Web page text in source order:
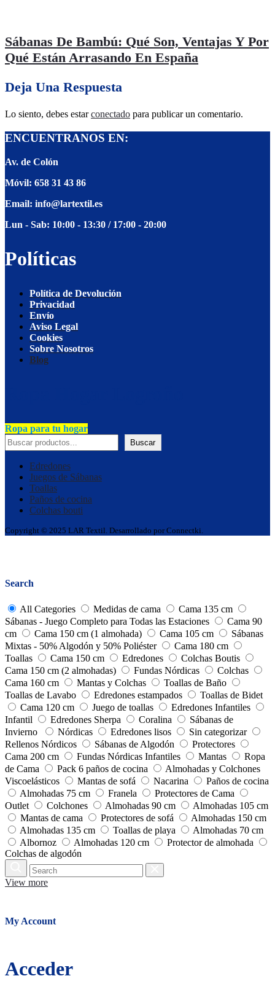
Sábanas De Bambú: Qué Son, Ventajas Y Por
Qué Están Arrasando En España
Deja Una Respuesta
Lo siento, debes estarconectado para publicar un comentario.
şans
vidobet
vidobet
vidobet
giriş
|
vidobet
casinolevant
casinolevant
casinolevant
vidobet
şans
casinolevant
casino
şans
giriş
|
casino
casino
casino
boostaro
casinolevant
şans
giriş
|
casinolevant
şanscasino
vidobet
vidobet
levant
gorabet
galyabet
gorabet
gorabet
gorabet
vidobet
galyabet
gorabet
gorabet
ENCUENTRANOS EN:
Av. de Colón
Móvil: 658 31 43 86
Email: info@lartextil.es
Lun - Sab: 10:00 - 13:30 / 17:00 - 20:00
Políticas
Política de Devolución
Privacidad
Envío
Aviso Legal
Cookies
Sobre Nosotros
Blog
Ropa para tu hogar
Buscar
Edredones
Juegos de Sábanas
Toallas
Paños de cocina
Colchas bouti
Copyright © 2025 LAR Textil. Desarrollado por Connectki.
Search
All Categories Medidas de cama
Cama 135 cm
Sábanas - Juego Completo para Todas las Estaciones
Cama 90
cm
Cama 150 cm (1 almohada) Cama 105 cm
Sábanas
Mixtas - 50% Algodón y 50% Poliéster
Cama 180 cm
Toallas
Cama 150 cm Edredones
Colchas Boutis
Cama 150 cm (2 almohadas)
Fundas Nórdicas
Colchas
Cama 160 cm
Mantas y Colchas
Toallas de Baño
Toallas de Lavabo
Edredones estampados
Toallas de Bidet
Cama 120 cm
Juego de toallas
Edredones Infantiles
Infantil
Edredones Sherpa Coralina
Sábanas de
Invierno
Nórdicas Edredones lisos
Sin categorizar
Rellenos Nórdicos
Sábanas de Algodón
Protectores
Cama 200 cm
Fundas Nórdicas Infantiles Mantas
Ropa
de Cama
Pack 6 paños de cocina
Almohadas y Colchones
Viscoelásticos
Mantas de sofá Nacarina
Paños de cocina
Almohadas 75 cm
Franela
Protectores de Cama
Outlet
Colchones Almohadas 90 cm
Almohadas 105 cm
Mantas de cama
Protectores de sofá
Almohadas 150 cm
Almohadas 135 cm
Toallas de playa
Almohadas 70 cm
Albornoz
Almohadas 120 cm
Protector de almohada
Colchas de algodón
Search Reset
View more
My Account
Acceder